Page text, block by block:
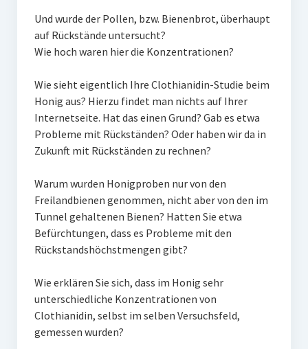
Und wurde der Pollen, bzw. Bienenbrot, überhaupt
auf Rückstände untersucht?
Wie hoch waren hier die Konzentrationen?
Wie sieht eigentlich Ihre Clothianidin-Studie beim
Honig aus? Hierzu findet man nichts auf Ihrer
Internetseite. Hat das einen Grund? Gab es etwa
Probleme mit Rückständen? Oder haben wir da in
Zukunft mit Rückständen zu rechnen?
Warum wurden Honigproben nur von den
Freilandbienen genommen, nicht aber von den im
Tunnel gehaltenen Bienen? Hatten Sie etwa
Befürchtungen, dass es Probleme mit den
Rückstandshöchstmengen gibt?
Wie erklären Sie sich, dass im Honig sehr
unterschiedliche Konzentrationen von
Clothianidin, selbst im selben Versuchsfeld,
gemessen wurden?